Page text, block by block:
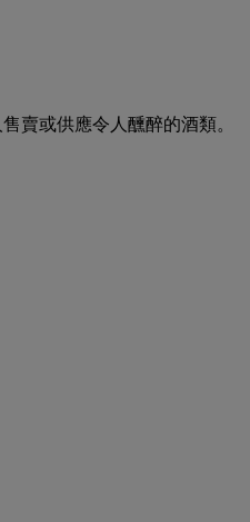
售賣或供應令人醺醉的酒類。